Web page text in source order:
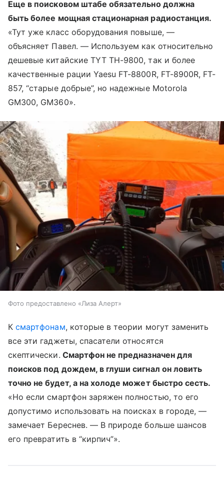
Еще в поисковом штабе обязательно должна
быть более мощная стационарная радиостанция.
«Тут уже класс оборудования повыше, —
объясняет Павел. — Используем как относительно
дешевые китайские TYT TH-9800, так и более
качественные рации Yaesu FT-8800R, FT-8900R, FT-
857, “старые добрые”, но надежные Motorola
GM300, GM360».
Фото предоставлено «Лиза Алерт»
Ксмартфонам, которые в теории могут заменить
все эти гаджеты, спасатели относятся
скептически. Смартфон не предназначен для
поисков под дождем, в глуши сигнал он ловить
точно не будет, а на холоде может быстро сесть.
«Но если смартфон заряжен полностью, то его
допустимо использовать на поисках в городе, —
замечает Береснев. — В природе больше шансов
его превратить в “кирпич”».